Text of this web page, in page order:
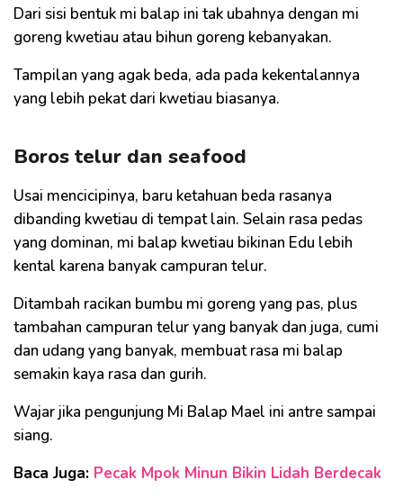
Dari sisi bentuk mi balap ini tak ubahnya dengan mi
goreng kwetiau atau bihun goreng kebanyakan.
Tampilan yang agak beda, ada pada kekentalannya
yang lebih pekat dari kwetiau biasanya.
Boros telur dan seafood
Usai mencicipinya, baru ketahuan beda rasanya
dibanding kwetiau di tempat lain. Selain rasa pedas
yang dominan, mi balap kwetiau bikinan Edu lebih
kental karena banyak campuran telur.
Ditambah racikan bumbu mi goreng yang pas, plus
tambahan campuran telur yang banyak dan juga, cumi
dan udang yang banyak, membuat rasa mi balap
semakin kaya rasa dan gurih.
Wajar jika pengunjung Mi Balap Mael ini antre sampai
siang.
Baca Juga: Pecak Mpok Minun Bikin Lidah Berdecak